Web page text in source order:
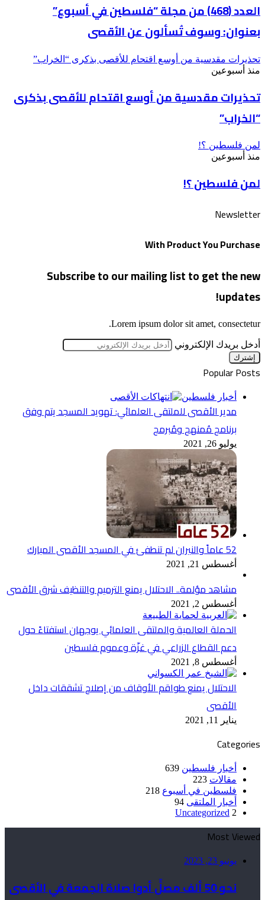
العدد (468) من مجلة “فلسطين في أسبوع”
بعنوان: وسوف تُسألون عن الأقصى
تحذيرات مقدسية من أوسع اقتحام للأقصى بذكرى “الخراب”
منذ أسبوعين
تحذيرات مقدسية من أوسع اقتحام للأقصى بذكرى
“الخراب”
لمن فلسطين ؟!
منذ أسبوعين
لمن فلسطين ؟!
Newsletter
With Product You Purchase
Subscribe to our mailing list to get the new
updates!
Lorem ipsum dolor sit amet, consectetur.
أدخل بريدك الإلكتروني
Popular Posts
أخبار فلسطين
مدير الأقصى للملتقى العلمائي: تهويد المسجد يتم وفق
برنامج مُمنهج ومُبرمج
يوليو 26, 2021
52 عاماً والنيران لم تنطفئ في المسجد الأقصى المبارك
أغسطس 21, 2021
مشاهد مؤلمة.. الاحتلال يمنع الترميم والتنظيف شرق الأقصى
أغسطس 2, 2021
الحملة العالمية والملتقى العلمائي يوجهان استفتاءً حول
دعم القطاع الزراعي في غزّة وعموم فلسطين
أغسطس 8, 2021
الاحتلال يمنع طواقم الأوقاف من إصلاح تشققات داخل
الأقصى
يناير 11, 2021
Categories
أخبار فلسطين 639
مقالات 223
فلسطين في أسبوع 218
أخبار الملتقى 94
Uncategorized 2
Most Viewed
يونيو 23, 2023
نحو 50 ألف مصلٍّ أدوا صلاة الجمعة في الأقصى